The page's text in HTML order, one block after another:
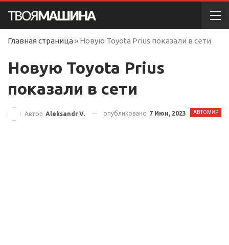
Главная страница » Новую Toyota Prius показали в сети
Новую Toyota Prius
показали в сети
АВТОМИР
Автор Aleksandr V. опубликовано 7 Июн, 2023